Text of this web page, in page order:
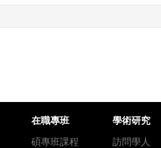
在職專班
碩專班課程
學術研究
訪問學人